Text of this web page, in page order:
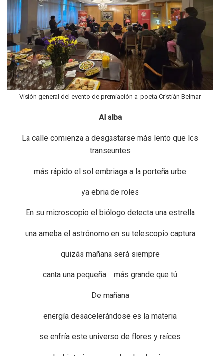
Visión general del evento de premiación al poeta Cristián Belmar
Al alba
La calle comienza a desgastarse más lento que los
transeúntes
más rápido el sol embriaga a la porteña urbe
ya ebria de roles
En su microscopio el biólogo detecta una estrella
una ameba el astrónomo en su telescopio captura
quizás mañana será siempre
canta una pequeña más grande que tú
De mañana
energía desacelerándose es la materia
se enfría este universo de flores y raíces